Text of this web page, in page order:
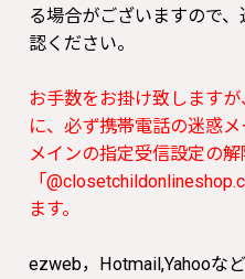
る場合がございますので
認ください。
お手数をお掛け致します
に、必ず携帯電話の迷惑
メインの指定受信設定の
「
ます。
ezweb，Hotmail,Yahooな